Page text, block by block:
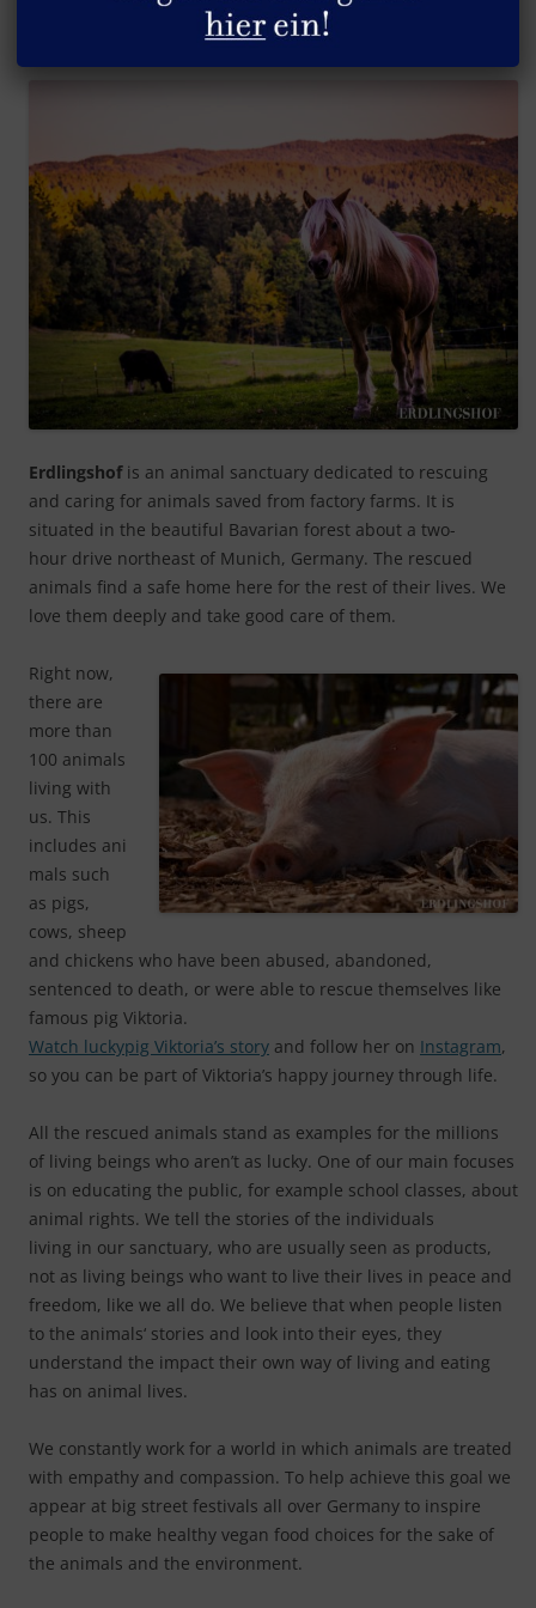
Who we are and what we do
Erdlingshofis an animal sanctuary dedicated to rescuing
and caring for animals saved from factory farms. It is
situated in the beautiful Bavarian forest about a two-
hour drive northeast of Munich, Germany. The rescued
animals find a safe home here for the rest of their lives. We
love them deeply and take good care of them.
Right now,
there are
more than
100 animals
living with
us. This
includes ani
mals such
as pigs,
cows, sheep
and chickens who have been abused, abandoned,
sentenced to death, or were able to rescue themselves like
famous pig Viktoria.
Watch luckypig Viktoria’s story and follow her on Instagram,
so you can be part of Viktoria’s happy journey through life.
All the rescued animals stand as examples for the millions
of living beings who aren’t as lucky. One of our main focuses
is on educating the public, for example school classes, about
animal rights. We tell the stories of the individuals
living in our sanctuary, who are usually seen as products,
not as living beings who want to live their lives in peace and
freedom, like we all do. We believe that when people listen
to the animals‘ stories and look into their eyes, they
understand the impact their own way of living and eating
has on animal lives.
We constantly work for a world in which animals are treated
with empathy and compassion. To help achieve this goal we
appear at big street festivals all over Germany to inspire
people to make healthy vegan food choices for the sake of
the animals and the environment.